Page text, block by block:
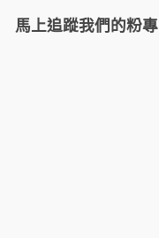
馬上追蹤我們的粉